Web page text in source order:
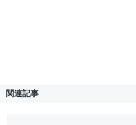
関連記事